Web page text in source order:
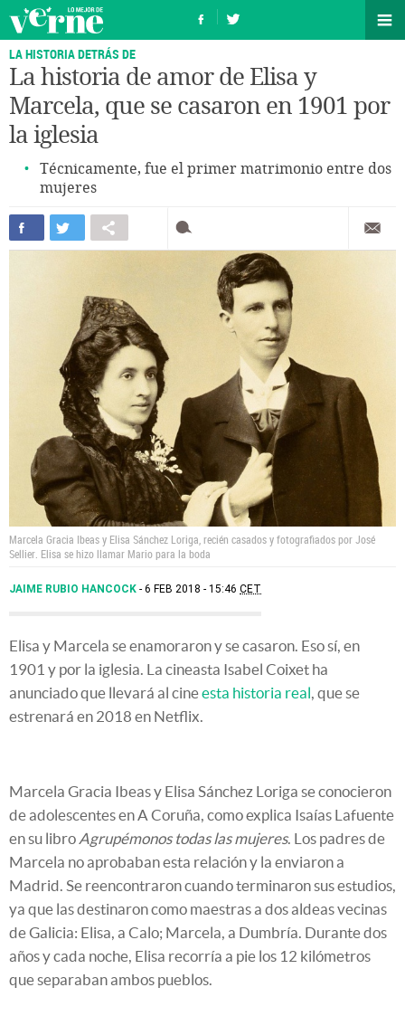
LA HISTORIA DETRÁS DE
La historia de amor de Elisa y
Marcela, que se casaron en 1901 por
la iglesia
Técnicamente, fue el primer matrimonio entre dos
mujeres
Marcela Gracia Ibeas y Elisa Sánchez Loriga, recién casados y fotografiados por José
Sellier. Elisa se hizo llamar Mario para la boda
JAIME RUBIO HANCOCK 6 FEB 2018 - 15:46 CET
Elisa y Marcela se enamoraron y se casaron. Eso sí, en
1901 y por la iglesia. La cineasta Isabel Coixet ha
anunciado que llevará al cineesta historia real, que se
estrenará en 2018 en Netflix.
Marcela Gracia Ibeas y Elisa Sánchez Loriga se conocieron
de adolescentes en A Coruña, como explica Isaías Lafuente
en su libro Agrupémonos todas las mujeres. Los padres de
Marcela no aprobaban esta relación y la enviaron a
Madrid. Se reencontraron cuando terminaron sus estudios,
ya que las destinaron como maestras a dos aldeas vecinas
de Galicia: Elisa, a Calo; Marcela, a Dumbría. Durante dos
años y cada noche, Elisa recorría a pie los 12 kilómetros
que separaban ambos pueblos.